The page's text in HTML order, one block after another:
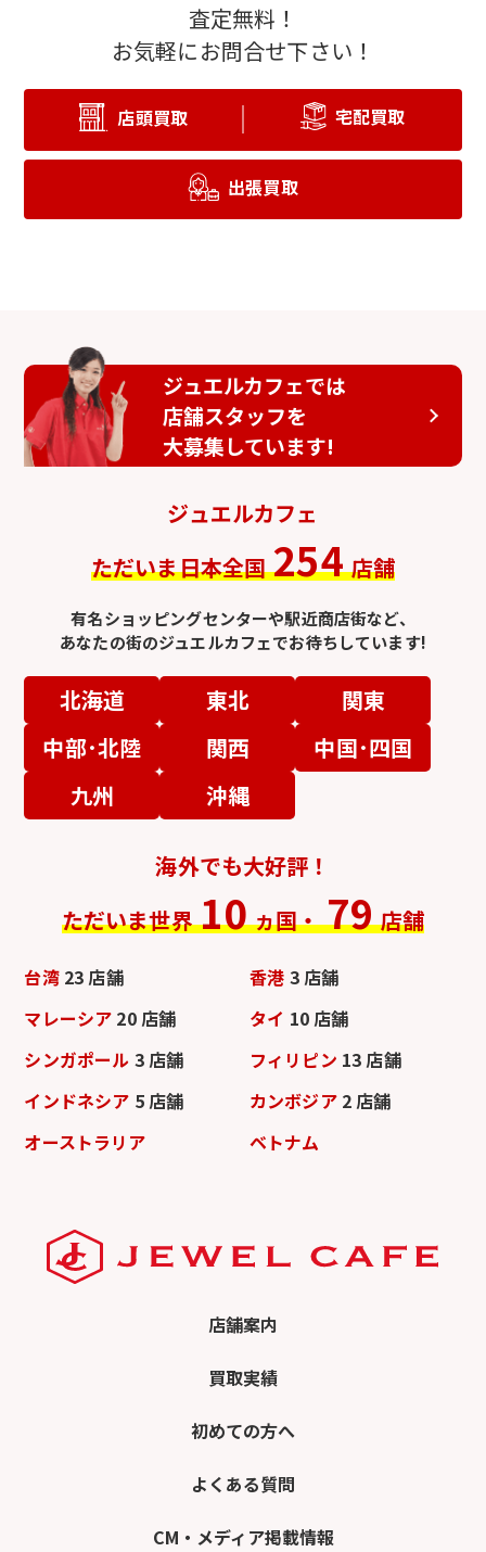
査定無料！
お気軽にお問合せ下さい！
店頭買取 宅配買取
出張買取
ジュエルカフェでは
店舗スタッフを
大募集しています!
ジュエルカフェ
ただいま日本全国 254 店舗
有名ショッピングセンターや駅近商店街など、
あなたの街のジュエルカフェでお待ちしています!
北海道 東北
関東
中部･北陸
関西
中国･四国
九州
沖縄
海外でも大好評！
ただいま世界 10 ヵ国・ 79 店舗
台湾 23 店舗 香港 3 店舗
マレーシア 20 店舗 タイ 10 店舗
シンガポール 3 店舗 フィリピン 13 店舗
インドネシア 5 店舗 カンボジア 2 店舗
オーストラリア
ベトナム
店舗案内
買取実績
初めての方へ
よくある質問
CM・メディア掲載情報